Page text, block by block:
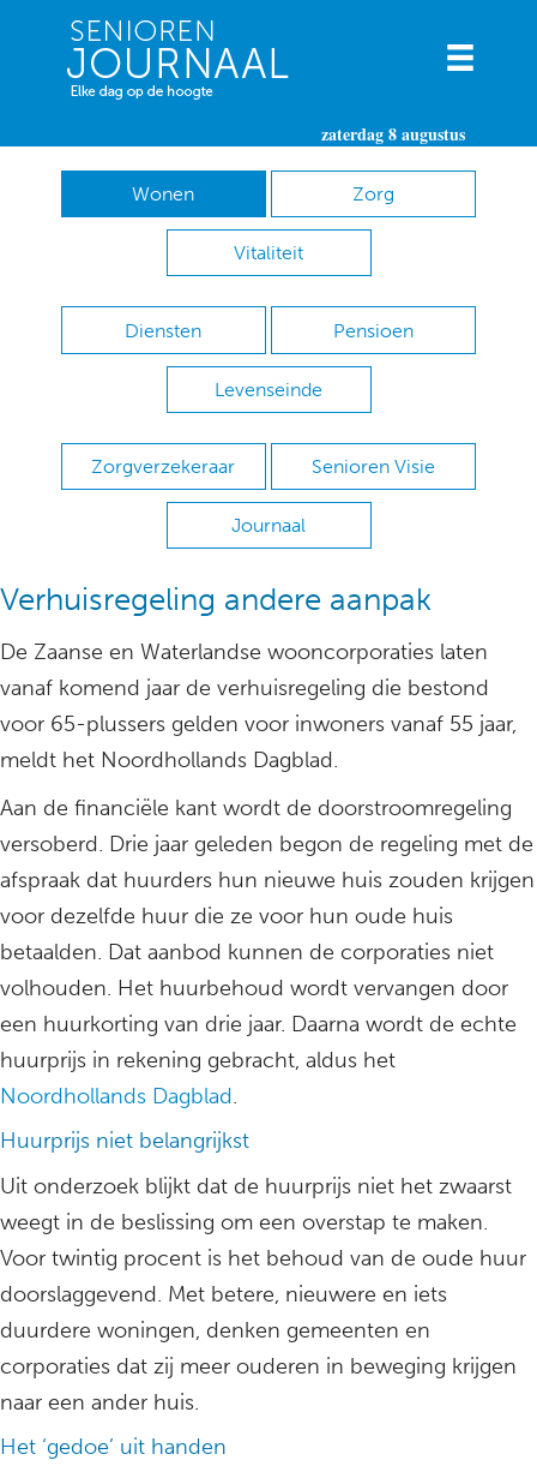
zaterdag 8 augustus
Wonen Zorg
Vitaliteit
Diensten Pensioen
Levenseinde
Zorgverzekeraar Senioren Visie
Journaal
Verhuisregeling andere aanpak
De Zaanse en Waterlandse wooncorporaties laten
vanaf komend jaar de verhuisregeling die bestond
voor 65-plussers gelden voor inwoners vanaf 55 jaar,
meldt het Noordhollands Dagblad.
Aan de financiële kant wordt de doorstroomregeling
versoberd. Drie jaar geleden begon de regeling met de
afspraak dat huurders hun nieuwe huis zouden krijgen
voor dezelfde huur die ze voor hun oude huis
betaalden. Dat aanbod kunnen de corporaties niet
volhouden. Het huurbehoud wordt vervangen door
een huurkorting van drie jaar. Daarna wordt de echte
huurprijs in rekening gebracht, aldus het
Noordhollands Dagblad.
Huurprijs niet belangrijkst
Uit onderzoek blijkt dat de huurprijs niet het zwaarst
weegt in de beslissing om een overstap te maken.
Voor twintig procent is het behoud van de oude huur
doorslaggevend. Met betere, nieuwere en iets
duurdere woningen, denken gemeenten en
corporaties dat zij meer ouderen in beweging krijgen
naar een ander huis.
Het ‘gedoe’ uit handen